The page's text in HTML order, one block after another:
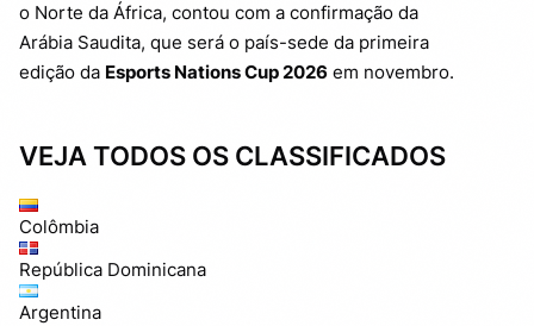
o Norte da África, contou com a confirmação da
Arábia Saudita, que será o país-sede da primeira
edição da Esports Nations Cup 2026 em novembro.
VEJA TODOS OS CLASSIFICADOS
Colômbia
República Dominicana
Argentina